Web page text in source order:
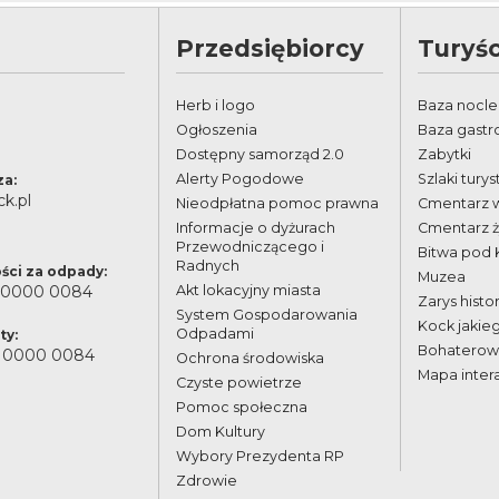
za odpady:
0084
0000 0084
Przedsiębiorcy
Herb i logo
Ogłoszenia
Dostępny samorząd 2.0
Alerty Pogodowe
Nieodpłatna pomoc prawna
Informacje o dyżurach
Przewodniczącego i
Radnych
Akt lokacyjny miasta
System Gospodarowania
Odpadami
Ochrona środowiska
Czyste powietrze
Pomoc społeczna
Dom Kultury
Wybory Prezydenta RP
Zdrowie
Baza
Baza
Zabytki
Szlaki
Cmentarz
Cmentarz
Bitwa pod
Muzea
Zarys
Kock
Mapa